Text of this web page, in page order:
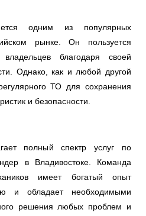
одним из популярных
рынке. Он пользуется
благодаря своей
Однако, как и любой другой
ТО для сохранения
и безопасности.
полный спектр услуг по
в Владивостоке. Команда
имеет богатый опыт
и обладает необходимыми
решения любых проблем и